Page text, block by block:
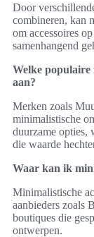
Door
combineren, kan
om accessoires
samenhangend
Welke populaire
aan?
Merken zoals
minimalistische
duurzame opties,
die waarde
Waar kan ik
Minimalistische
aanbieders zoals
boutiques die
ontwerpen.